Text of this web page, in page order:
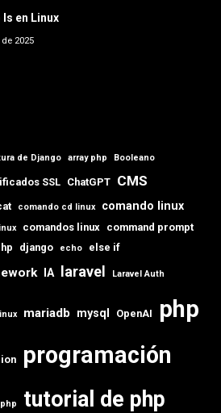
en Linux
2025
de Django array php Booleano
SSL ChatGPT CMS
comando cd linux comando linux
comandos linux command prompt
django echo else if
IA laravel Laravel Auth
mariadb mysql OpenAI php
programación
tutorial de php